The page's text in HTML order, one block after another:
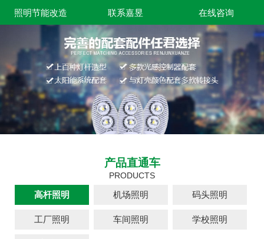
照明节能改造 联系嘉昱 在线咨询
产品直通车
PRODUCTS
高杆照明 机场照明 码头照明
工厂照明 车间照明 学校照明